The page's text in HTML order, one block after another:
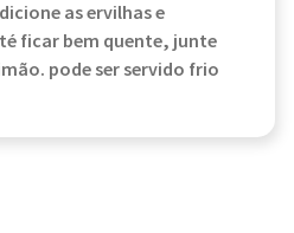
as ervilhas e
ficar bem quente, junte
pode ser servido frio